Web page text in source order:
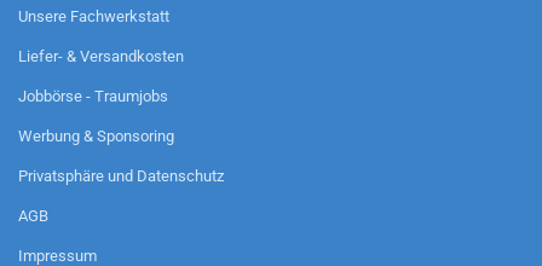
Unsere Fachwerkstatt
Liefer- & Versandkosten
Jobbörse - Traumjobs
Werbung & Sponsoring
Privatsphäre und Datenschutz
AGB
Impressum